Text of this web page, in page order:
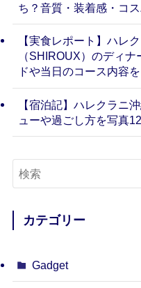
ち？音質・装着感・コス
【実食レポート】ハレ
（SHIROUX）のディ
ドや当日のコース内容を
【宿泊記】ハレクラニ
ューや過ごし方を写真
カテゴリー
Gadget